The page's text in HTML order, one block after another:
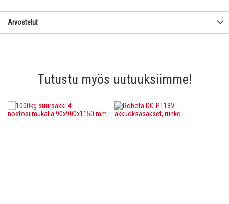
Arvostelut
Tutustu myös uutuuksiimme!